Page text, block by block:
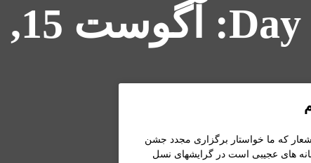
Day: آگوست 15, 2011
که ما خواستار برگزاری مجدد جشن
نشانه های عجیبی است در گرایشهای نسل